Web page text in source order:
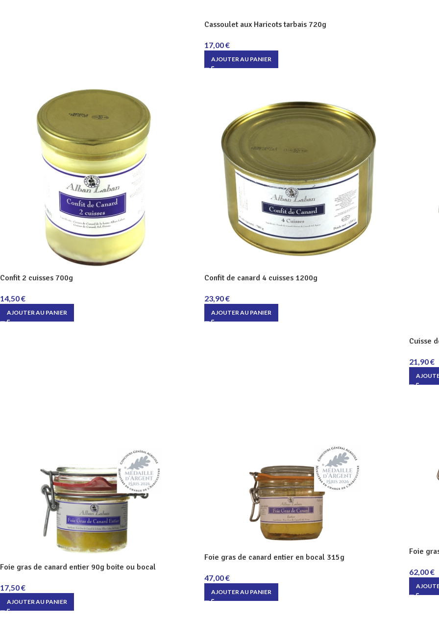
Cassoulet aux Haricots tarbais 720g
17,00€
AJOUTER AU PANIER
Confit 2 cuisses 700g
14,50€
AJOUTER AU PANIER
Confit de canard 4 cuisses 1200g
23,90€
AJOUTER AU PANIER
Cuisse
21,90€
Foie gras de canard entier 90g boite ou bocal
17,50€
AJOUTER AU PANIER
Foie gras de canard entier en bocal 315g
47,00€
AJOUTER AU PANIER
Foie
62,00€